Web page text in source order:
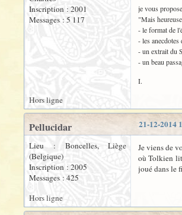
Inscription : 2001
Messages : 5 117
je vous
"Mais
- le format de
- les
- un extrait du
- un beau
I.
Hors ligne
21-12-2014
Pellucidar
Lieu : Boncelles, Liège
(Belgique)
Inscription : 2005
Messages : 425
Je viens de
où Tolkien
joué dans le
Hors ligne